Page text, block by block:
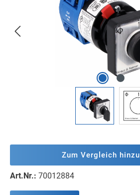
Zum Vergleich
Art.Nr.: 70012884